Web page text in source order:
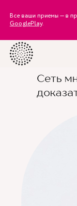
Все ваши приемы — в
GooglePlay.
Сеть